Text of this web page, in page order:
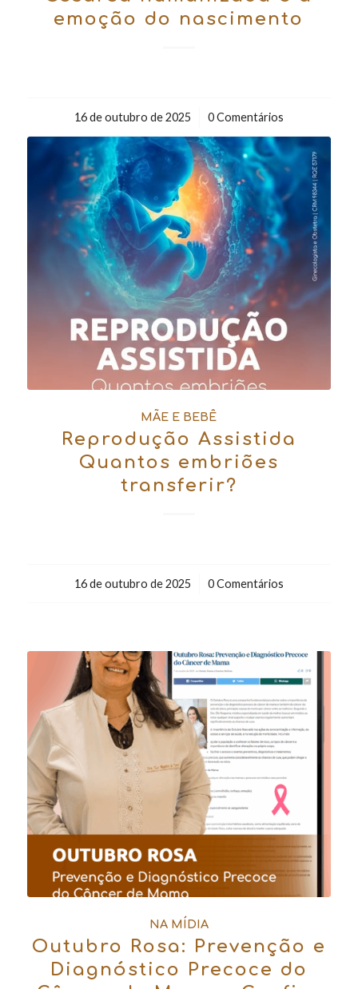
emoção do nascimento
16 de outubro de 2025
/ 0 Comentários
MÃE E BEBÊ
Reprodução Assistida
Quantos embriões
transferir?
16 de outubro de 2025
/ 0 Comentários
NA MÍDIA
Outubro Rosa: Prevenção e
Diagnóstico Precoce do